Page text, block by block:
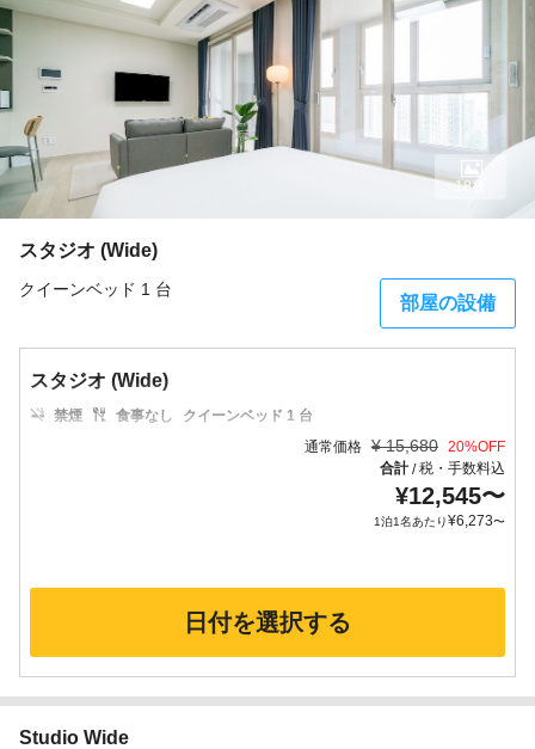
スタジオ (Wide)
クイーンベッド 1 台
部屋の設備
18枚
スタジオ (Wide)
禁煙 食事なし
クイーンベッド 1 台
通常価格 ¥ 15,680 20%OFF
合計/税・手数料込
¥12,545〜
1泊1名あたり¥6,273〜
日付を選択する
Studio Wide